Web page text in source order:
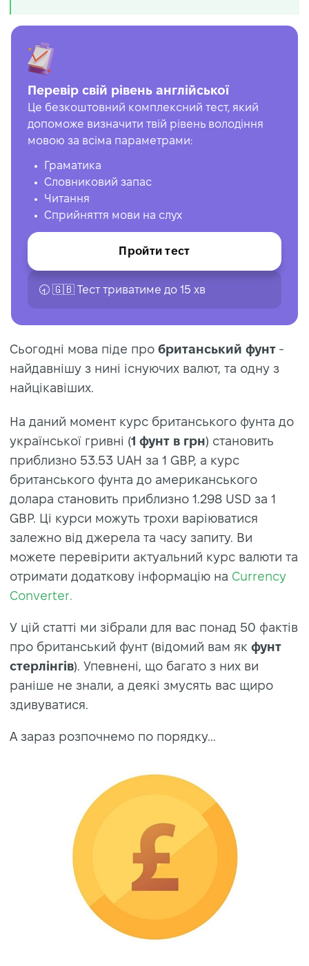
Перевір свій рівень англійської
Це безкоштовний комплексний тест, який
допоможе визначити твій рівень володіння
мовою за всіма параметрами:
Граматика
Словниковий запас
Читання
Сприйняття мови на слух
Пройти тест
🕣 🇬🇧 Тест триватиме до 15 хв
Сьогодні мова піде про британський фунт -
найдавнішу з нині існуючих валют, та одну з
найцікавіших.
На даний момент курс британського фунта до
української гривні (1 фунт в грн) становить
приблизно 53.53 UAH за 1 GBP, а курс
британського фунта до американського
долара становить приблизно 1.298 USD за 1
GBP. Ці курси можуть трохи варіюватися
залежно від джерела та часу запиту. Ви
можете перевірити актуальний курс валюти та
отримати додаткову інформацію на Currency
Converter.
У цій статті ми зібрали для вас понад 50 фактів
про британський фунт (відомий вам як фунт
стерлінгів). Упевнені, що багато з них ви
раніше не знали, а деякі змусять вас щиро
здивуватися.
А зараз розпочнемо по порядку...